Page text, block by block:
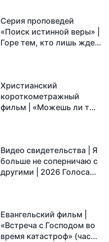
Серия проповедей
«Поиск истинной веры» |
Горе тем, кто лишь ждет,
Христианский
короткометражный
фильм | «Можешь ли ты
Видео свидетельства | Я
больше не соперничаю с
другими | 2026 Голоса
Евангельский фильм |
«Встреча с Господом во
время катастроф» (часть